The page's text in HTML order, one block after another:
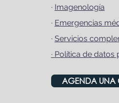
· Imagenología
· Emergencias
· Servicios
· Política de datos
AGENDA UNA